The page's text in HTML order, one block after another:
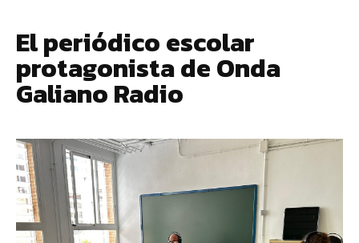
El periódico escolar
protagonista de Onda
Galiano Radio